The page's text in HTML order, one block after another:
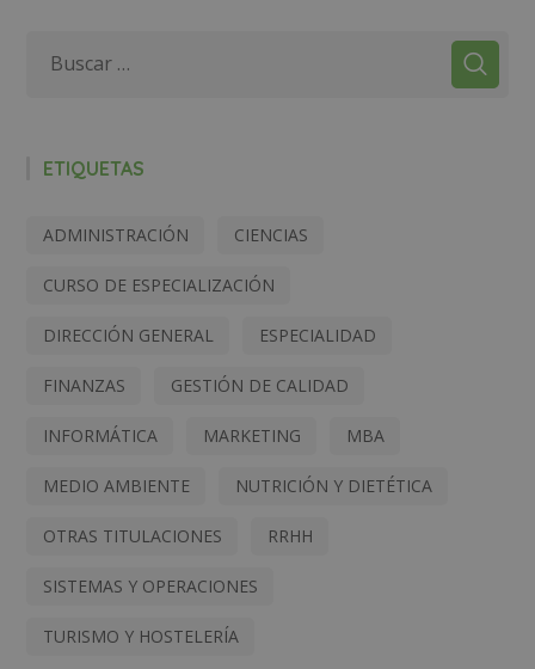
ETIQUETAS
ADMINISTRACIÓN CIENCIAS
CURSO DE ESPECIALIZACIÓN
DIRECCIÓN GENERAL ESPECIALIDAD
FINANZAS GESTIÓN DE CALIDAD
INFORMÁTICA MARKETING MBA
MEDIO AMBIENTE NUTRICIÓN Y DIETÉTICA
OTRAS TITULACIONES RRHH
SISTEMAS Y OPERACIONES
TURISMO Y HOSTELERÍA